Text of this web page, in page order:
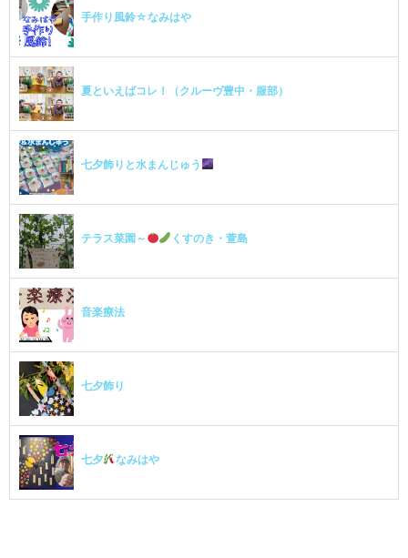
手作り風鈴☆なみはや
夏といえばコレ！（クルーヴ豊中・服部）
七夕飾りと水まんじゅう
テラス菜園～ くすのき・萱島
音楽療法
七夕飾り
七夕 なみはや